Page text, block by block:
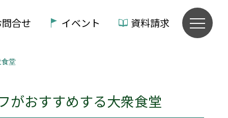
合せ イベント 資料請求
食堂
がおすすめする大衆食堂